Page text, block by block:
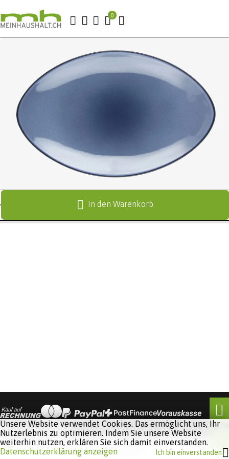
In den Warenkorb
Software:
Unsere Website verwendet Cookies. Das ermöglicht uns, Ihr
Nutzerlebnis zu optimieren. Indem Sie unsere Website
weiterhin nutzen, erklären Sie sich damit einverstanden.
Datenschutzerklärung anzeigen
Ich bin einverstanden